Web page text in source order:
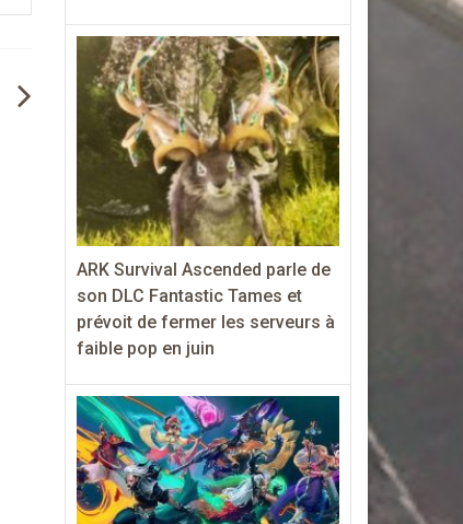
ARK Survival Ascended parle de
son DLC Fantastic Tames et
prévoit de fermer les serveurs à
faible pop en juin